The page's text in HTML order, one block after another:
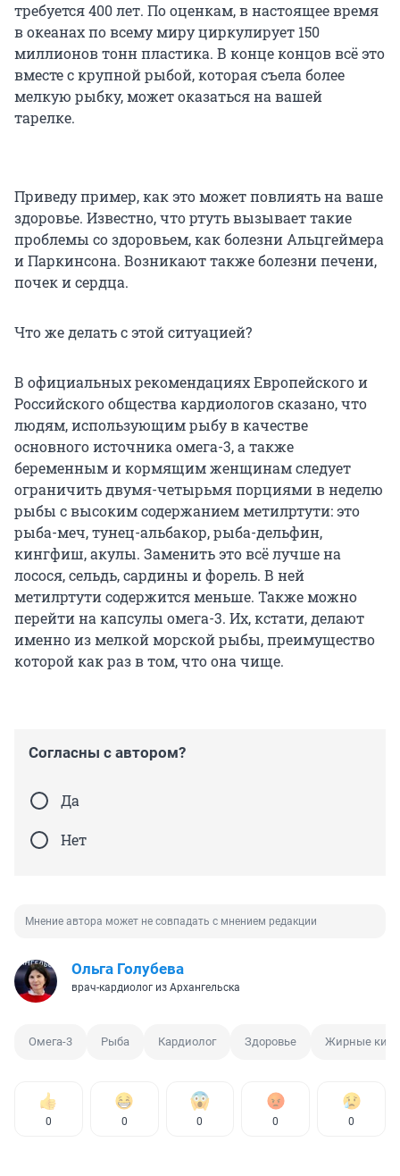
требуется 400 лет. По оценкам, в настоящее время
в океанах по всему миру циркулирует 150
миллионов тонн пластика. В конце концов всё это
вместе с крупной рыбой, которая съела более
мелкую рыбку, может оказаться на вашей
тарелке.
Приведу пример, как это может повлиять на ваше
здоровье. Известно, что ртуть вызывает такие
проблемы со здоровьем, как болезни Альцгеймера
и Паркинсона. Возникают также болезни печени,
почек и сердца.
Что же делать с этой ситуацией?
В официальных рекомендациях Европейского и
Российского общества кардиологов сказано, что
людям, использующим рыбу в качестве
основного источника омега-3, а также
беременным и кормящим женщинам следует
ограничить двумя-четырьмя порциями в неделю
рыбы с высоким содержанием метилртути: это
рыба-меч, тунец-альбакор, рыба-дельфин,
кингфиш, акулы. Заменить это всё лучше на
лосося, сельдь, сардины и форель. В ней
метилртути содержится меньше. Также можно
перейти на капсулы омега-3. Их, кстати, делают
именно из мелкой морской рыбы, преимущество
которой как раз в том, что она чище.
Согласны с автором?
Да
Нет
Мнение автора может не совпадать с мнением редакции
Ольга Голубева
врач-кардиолог из Архангельска
Омега-3 Рыба Кардиолог Здоровье Жирные
0 0 0 0 0